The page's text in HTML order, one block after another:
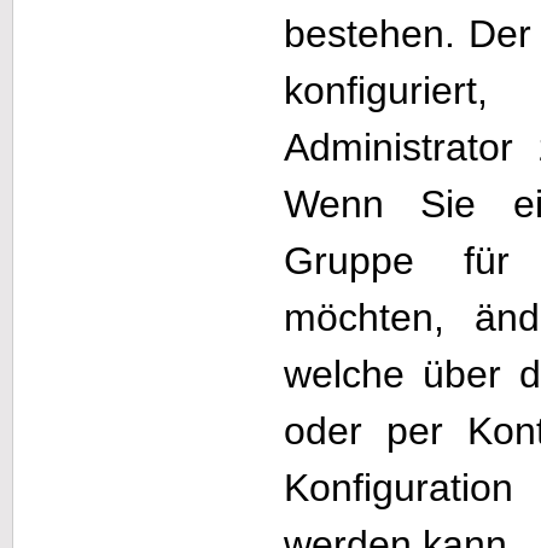
bestehen.
Wenn Sie
Gruppe für
möchten,
welche über
oder per